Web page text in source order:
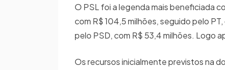
O PSL foi a legenda mais beneficiada
com R$ 104,5 milhões, seguido pelo
pelo PSD, com R$ 53,4 milhões. Logo
Os recursos inicialmente previstos na